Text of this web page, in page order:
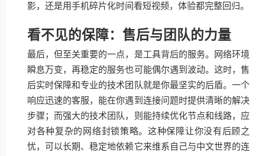
影，还是用手机碎片化时间看短视频，体验都完整回归。
看不见的保障：售后与团队的力量
最后，但至关重要的一点，是工具背后的服务。网络环境
瞬息万变，再稳定的服务也可能偶尔遇到波动。这时，售
后实时保障和专业的技术团队就是你最坚实的后盾。一个
响应迅速的客服，能在你遇到连接问题时提供清晰的解决
步骤；而强大的技术团队，则能持续优化节点和线路，应
对各种复杂的网络封锁策略。这种保障让你没有后顾之
忧，可以长期、稳定地依赖它来维系自己与中文世界的连